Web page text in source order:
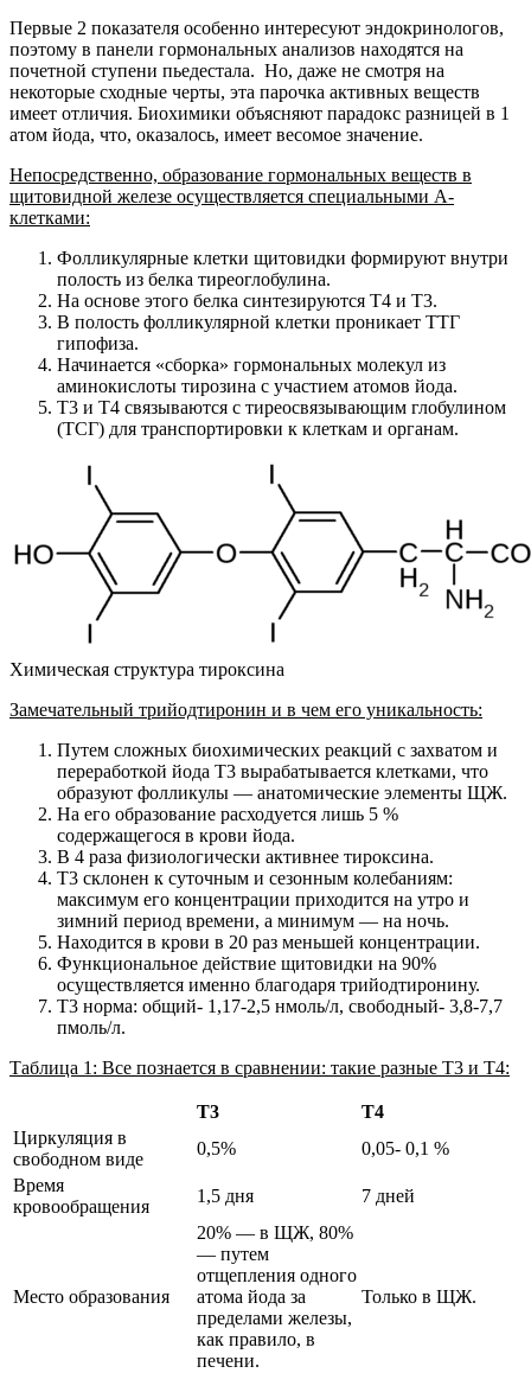
Первые 2 показателя особенно интересуют эндокринологов,
поэтому в панели гормональных анализов находятся на
почетной ступени пьедестала. Но, даже не смотря на
некоторые сходные черты, эта парочка активных веществ
имеет отличия. Биохимики объясняют парадокс разницей в 1
атом йода, что, оказалось, имеет весомое значение.
Непосредственно, образование гормональных веществ в
щитовидной железе осуществляется специальными А-
клетками:
Фолликулярные клетки щитовидки формируют внутри
полость из белка тиреоглобулина.
На основе этого белка синтезируются Т4 и Т3.
В полость фолликулярной клетки проникает ТТГ
гипофиза.
Начинается «сборка» гормональных молекул из
аминокислоты тирозина с участием атомов йода.
Т3 и Т4 связываются с тиреосвязывающим глобулином
(ТСГ) для транспортировки к клеткам и органам.
Химическая структура тироксина
Замечательный трийодтиронин и в чем его уникальность:
Путем сложных биохимических реакций с захватом и
переработкой йода Т3 вырабатывается клетками, что
образуют фолликулы — анатомические элементы ЩЖ.
На его образование расходуется лишь 5 %
содержащегося в крови йода.
В 4 раза физиологически активнее тироксина.
Т3 склонен к суточным и сезонным колебаниям:
максимум его концентрации приходится на утро и
зимний период времени, а минимум — на ночь.
Находится в крови в 20 раз меньшей концентрации.
Функциональное действие щитовидки на 90%
осуществляется именно благодаря трийодтиронину.
Т3 норма: общий- 1,17-2,5 нмоль/л, свободный- 3,8-7,7
пмоль/л.
Таблица 1: Все познается в сравнении: такие разные Т3 и Т4:
Т3
Т4
Циркуляция в
свободном виде
0,5%
0,05- 0,1 %
Время
кровообращения
1,5 дня 7 дней
Место образования
20% — в ЩЖ, 80%
— путем
отщепления одного
атома йода за
пределами железы,
как правило, в
печени.
Только в ЩЖ.